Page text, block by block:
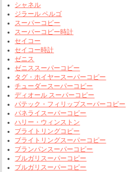
シャネル
ジラール ペルゴ
スーパーコピー
スーパーコピー時計
セイコー
セイコー時計
ゼニス
ゼニススーパーコピー
タグ・ホイヤースーパーコピー
チューダースーパーコピー
ディオール スーパーコピー
パテック・フィリップスーパーコピー
パネライスーパーコピー
ハリー・ウィンストン
ブライトリングコピー
ブライトリングスーパーコピー
ブランパンスーパーコピー
ブルガリスーパーコピー
ブルガリスーパーコピー